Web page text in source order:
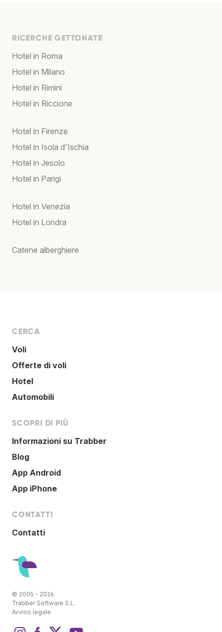
RICERCHE GETTONATE
Hotel in Roma
Hotel in Milano
Hotel in Rimini
Hotel in Riccione
Hotel in Firenze
Hotel in Isola d'Ischia
Hotel in Jesolo
Hotel in Parigi
Hotel in Venezia
Hotel in Londra
Catene alberghiere
CERCA
Voli
Offerte di voli
Hotel
Automobili
SCOPRI DI PIÙ
Informazioni su Trabber
Blog
App Android
App iPhone
CONTATTI
Contatti
© 2005 - 2026
Trabber Software S.L.
Avviso legale